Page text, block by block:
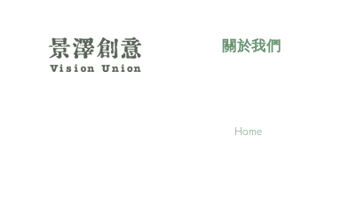
關於我們
Home